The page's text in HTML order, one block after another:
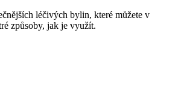
léčivých bylin, které můžete v
způsoby, jak je využít.